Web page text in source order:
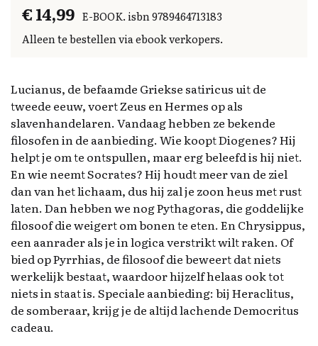
€ 14,99 E-BOOK. isbn 9789464713183
Alleen te bestellen via ebook verkopers.
Lucianus, de befaamde Griekse satiricus uit de
tweede eeuw, voert Zeus en Hermes op als
slavenhandelaren. Vandaag hebben ze bekende
filosofen in de aanbieding. Wie koopt Diogenes? Hij
helpt je om te ontspullen, maar erg beleefd is hij niet.
En wie neemt Socrates? Hij houdt meer van de ziel
dan van het lichaam, dus hij zal je zoon heus met rust
laten. Dan hebben we nog Pythagoras, die goddelijke
filosoof die weigert om bonen te eten. En Chrysippus,
een aanrader als je in logica verstrikt wilt raken. Of
bied op Pyrrhias, de filosoof die beweert dat niets
werkelijk bestaat, waardoor hijzelf helaas ook tot
niets in staat is. Speciale aanbieding: bij Heraclitus,
de somberaar, krijg je de altijd lachende Democritus
cadeau.